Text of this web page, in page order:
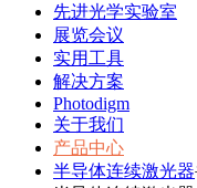
先进光学实验室
展览会议
实用工具
解决方案
Photodigm
关于我们
产品中心
半导体连续激光器